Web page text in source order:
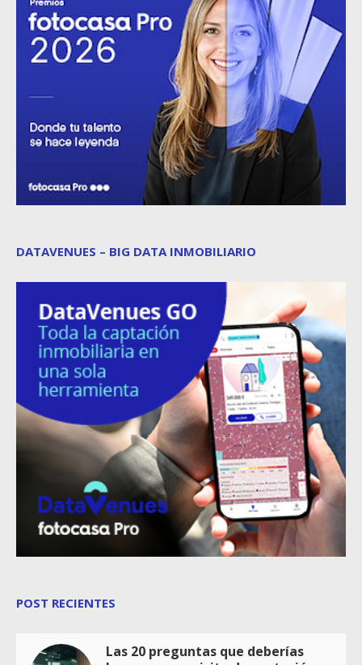
DATAVENUES – BIG DATA INMOBILIARIO
POST RECIENTES
Las 20 preguntas que deberías